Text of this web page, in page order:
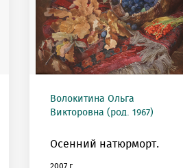
Волокитина Ольга
Викторовна (род. 1967)
Осенний натюрморт.
2007 г.